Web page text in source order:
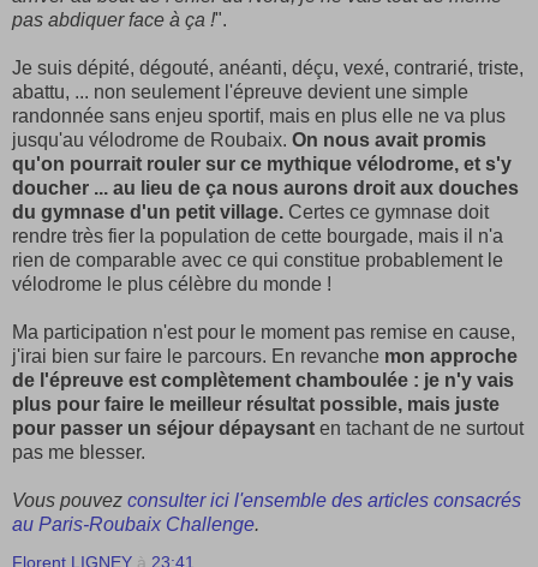
pas abdiquer face à ça !".
Je suis dépité, dégouté, anéanti, déçu, vexé, contrarié, triste,
abattu, ... non seulement l'épreuve devient une simple
randonnée sans enjeu sportif, mais en plus elle ne va plus
jusqu'au vélodrome de Roubaix. On nous avait promis
qu'on pourrait rouler sur ce mythique vélodrome, et s'y
doucher ... au lieu de ça nous aurons droit aux douches
du gymnase d'un petit village. Certes ce gymnase doit
rendre très fier la population de cette bourgade, mais il n'a
rien de comparable avec ce qui constitue probablement le
vélodrome le plus célèbre du monde !
Ma participation n'est pour le moment pas remise en cause,
j'irai bien sur faire le parcours. En revanche mon approche
de l'épreuve est complètement chamboulée : je n'y vais
plus pour faire le meilleur résultat possible, mais juste
pour passer un séjour dépaysant en tachant de ne surtout
pas me blesser.
Vous pouvez consulter ici l'ensemble des articles consacrés
au Paris-Roubaix Challenge.
Florent LIGNEY à 23:41